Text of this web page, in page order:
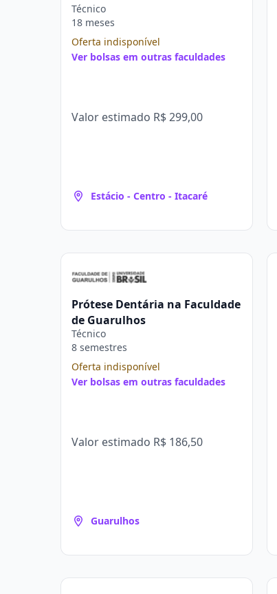
Técnico
18 meses
Oferta indisponível
Ver bolsas em outras faculdades
Valor estimado R$ 299,00
Estácio - Centro - Itacaré
Prótese Dentária na Faculdade
de Guarulhos
Técnico
8 semestres
Oferta indisponível
Ver bolsas em outras faculdades
Valor estimado R$ 186,50
Guarulhos